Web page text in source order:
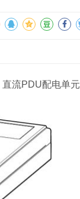
流PDU配电单元